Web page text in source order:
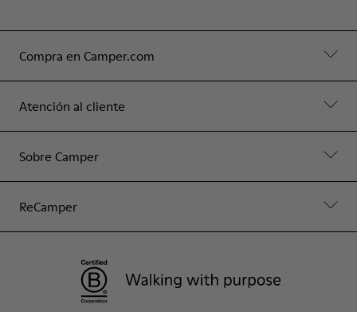
Compra en Camper.com
Atención al cliente
Sobre Camper
ReCamper